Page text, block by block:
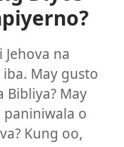
Jehova na
May gusto
Bibliya? May
o
Kung oo,